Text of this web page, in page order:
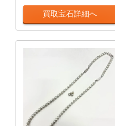
買取宝石詳細へ